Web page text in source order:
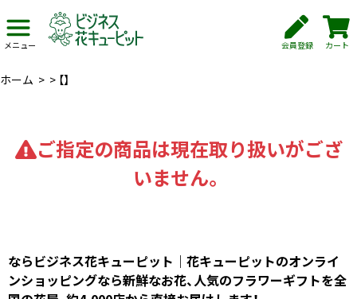
メニュー 会員登録 カート
ホーム > > 【】
ご指定の商品は現在取り扱いがござ
いません。
ならビジネス花キューピット｜花キューピットのオンライ
ンショッピングなら新鮮なお花、人気のフラワーギフトを全